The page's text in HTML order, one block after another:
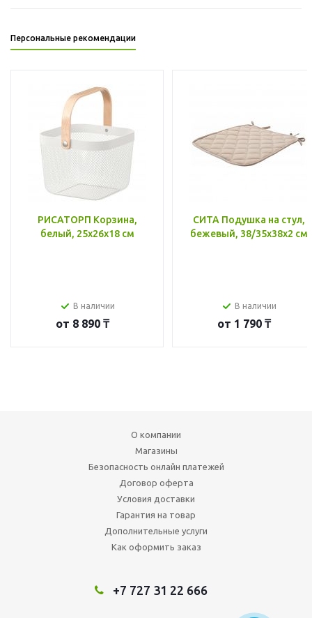
Персональные рекомендации
РИСАТОРП Корзина,
белый, 25x26x18 см
В наличии
от 8 890 ₸
СИТА Подушка на стул,
бежевый, 38/35x38x2 см
В наличии
от 1 790 ₸
О компании
Магазины
Безопасность онлайн платежей
Договор оферта
Условия доставки
Гарантия на товар
Дополнительные услуги
Как оформить заказ
+7 727 31 22 666